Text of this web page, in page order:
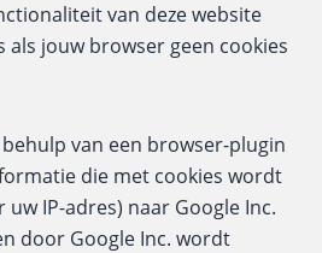
van deze website
als jouw browser geen cookies
van een browser-plugin
die met cookies wordt
IP-adres) naar Google Inc.
door Google Inc. wordt